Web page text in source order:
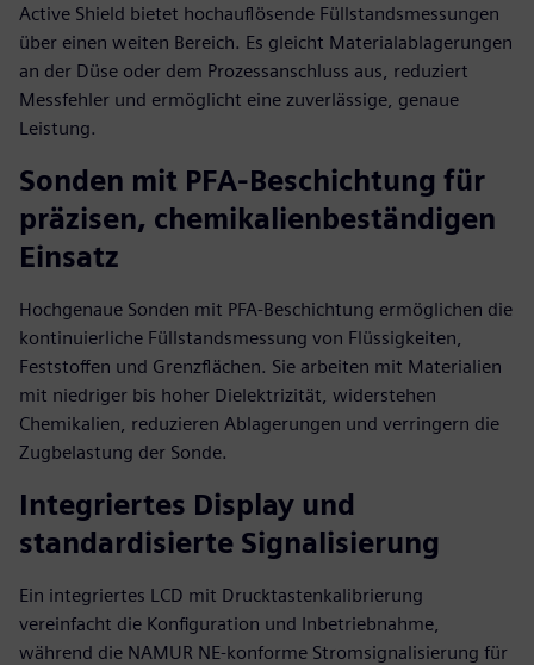
Active Shield bietet hochauflösende Füllstandsmessungen
über einen weiten Bereich. Es gleicht Materialablagerungen
an der Düse oder dem Prozessanschluss aus, reduziert
Messfehler und ermöglicht eine zuverlässige, genaue
Leistung.
Sonden mit PFA-Beschichtung für
präzisen, chemikalienbeständigen
Einsatz
Hochgenaue Sonden mit PFA-Beschichtung ermöglichen die
kontinuierliche Füllstandsmessung von Flüssigkeiten,
Feststoffen und Grenzflächen. Sie arbeiten mit Materialien
mit niedriger bis hoher Dielektrizität, widerstehen
Chemikalien, reduzieren Ablagerungen und verringern die
Zugbelastung der Sonde.
Integriertes Display und
standardisierte Signalisierung
Ein integriertes LCD mit Drucktastenkalibrierung
vereinfacht die Konfiguration und Inbetriebnahme,
während die NAMUR NE‑konforme Stromsignalisierung für